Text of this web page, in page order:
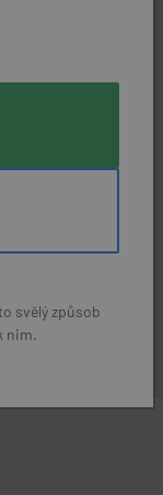
svělý způsob
nim.